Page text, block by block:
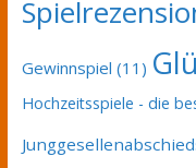
Gewinnspiel (11)
Hochzeitsspiele - die